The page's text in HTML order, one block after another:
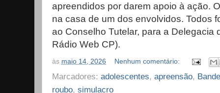
apreendidos por darem apoio à ação.
na casa de um dos envolvidos. Todos
ao Conselho Tutelar, para a Delegacia
Rádio Web CP).
às maio 14, 2026 Nenhum comentário:
Marcadores: adolescentes, apreensão,
roubo, simulacro